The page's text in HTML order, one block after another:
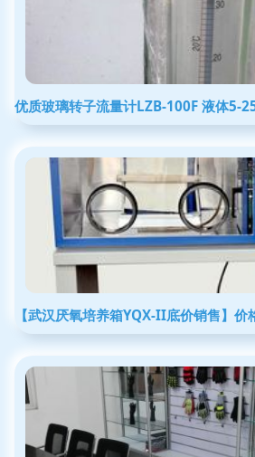
优质玻璃转子流量计LZB-100F 液体5-
【武汉厌氧培养箱YQX-II底价销售】